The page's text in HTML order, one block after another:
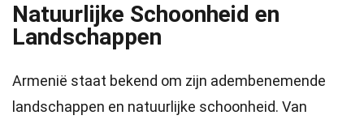
Natuurlijke Schoonheid en
Landschappen
Armenië staat bekend om zijn adembenemende
landschappen en natuurlijke schoonheid. Van